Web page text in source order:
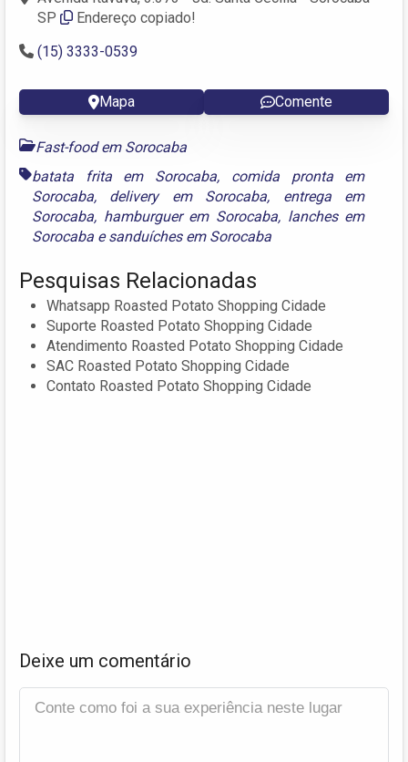
SP
Endereço copiado!
(15) 3333-0539
Mapa Comente
Fast-food em Sorocaba
batata frita em Sorocaba, comida pronta em
Sorocaba, delivery em Sorocaba, entrega em
Sorocaba, hamburguer em Sorocaba, lanches em
Sorocaba esanduíches em Sorocaba
Pesquisas Relacionadas
Whatsapp Roasted Potato Shopping Cidade
Suporte Roasted Potato Shopping Cidade
Atendimento Roasted Potato Shopping Cidade
SAC Roasted Potato Shopping Cidade
Contato Roasted Potato Shopping Cidade
Deixe um comentário